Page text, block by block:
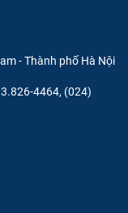
- Thành phố Hà Nội
4464, (024)